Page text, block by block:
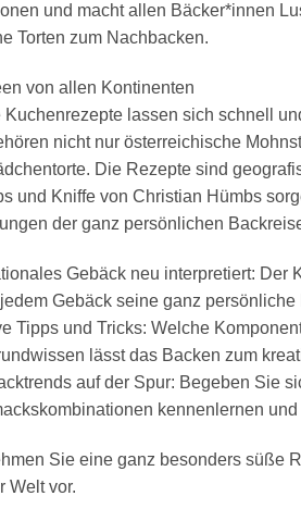
und macht allen Bäcker*innen
Torten zum Nachbacken.
von allen Kontinenten
Kuchenrezepte lassen sich schnell
nicht nur österreichische
Die Rezepte sind
und Kniffe von Christian Hümbs
der ganz persönlichen
Gebäck neu interpretiert:
Gebäck seine ganz persönliche
Tipps und Tricks: Welche
lässt das Backen zum
auf der Spur: Begeben Sie
kennenlernen
Sie eine ganz besonders süße
Welt vor.